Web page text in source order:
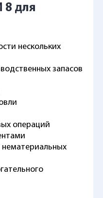
8 для
нескольких
запасов
операций
нематериальных